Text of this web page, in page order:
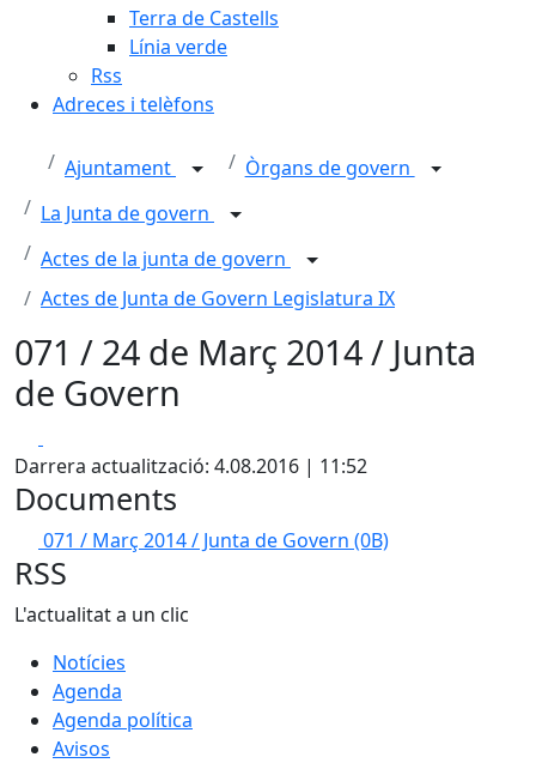
Terra de Castells
Línia verde
Rss
Adreces i telèfons
Ajuntament
Òrgans de govern
La Junta de govern
Actes de la junta de govern
Actes de Junta de Govern Legislatura IX
071 / 24 de Març 2014 / Junta
de Govern
Darrera actualització: 4.08.2016 | 11:52
Documents
071 / Març 2014 / Junta de Govern (0B)
RSS
L'actualitat a un clic
Notícies
Agenda
Agenda política
Avisos